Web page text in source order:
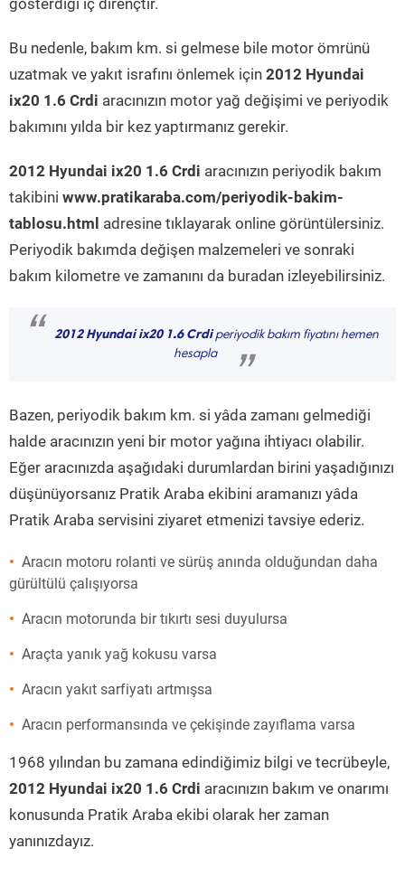
gösterdiği iç dirençtir.
Bu nedenle, bakım km. si gelmese bile motor ömrünü
uzatmak ve yakıt israfını önlemek için 2012 Hyundai
ix20 1.6 Crdi aracınızın motor yağ değişimi ve periyodik
bakımını yılda bir kez yaptırmanız gerekir.
2012 Hyundai ix20 1.6 Crdi aracınızın periyodik bakım
takibini www.pratikaraba.com/periyodik-bakim-
tablosu.html adresine tıklayarak online görüntülersiniz.
Periyodik bakımda değişen malzemeleri ve sonraki
bakım kilometre ve zamanını da buradan izleyebilirsiniz.
“ 2012 Hyundai ix20 1.6 Crdiperiyodik bakım fiyatını hemen
hesapla
”
Bazen, periyodik bakım km. si yâda zamanı gelmediği
halde aracınızın yeni bir motor yağına ihtiyacı olabilir.
Eğer aracınızda aşağıdaki durumlardan birini yaşadığınızı
düşünüyorsanız Pratik Araba ekibini aramanızı yâda
Pratik Araba servisini ziyaret etmenizi tavsiye ederiz.
Aracın motoru rolanti ve sürüş anında olduğundan daha
gürültülü çalışıyorsa
Aracın motorunda bir tıkırtı sesi duyulursa
Araçta yanık yağ kokusu varsa
Aracın yakıt sarfiyatı artmışsa
Aracın performansında ve çekişinde zayıflama varsa
1968 yılından bu zamana edindiğimiz bilgi ve tecrübeyle,
2012 Hyundai ix20 1.6 Crdi aracınızın bakım ve onarımı
konusunda Pratik Araba ekibi olarak her zaman
yanınızdayız.